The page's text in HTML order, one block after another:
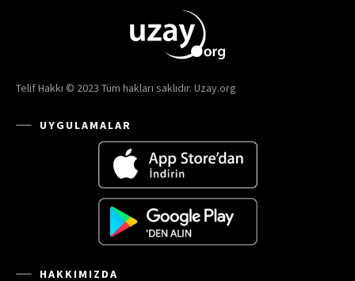
Telif Hakkı © 2023 Tüm hakları saklıdır. Uzay.org
UYGULAMALAR
HAKKIMIZDA